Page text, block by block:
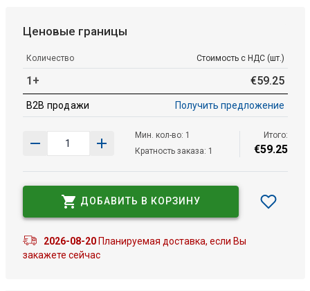
Ценовые границы
Количество Стоимость с НДС (шт.)
1+ €59.25
B2B продажи Получить предложение
Мин. кол-во: 1
Кратность заказа: 1
Итого:
€59.25
ДОБАВИТЬ В КОРЗИНУ
2026-08-20Планируемая доставка, если Вы
закажете сейчас